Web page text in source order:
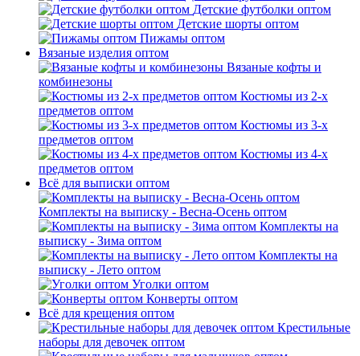
Детские футболки оптом
Детские шорты оптом
Пижамы оптом
Вязаные изделия оптом
Вязаные кофты и
комбинезоны
Костюмы из 2-х
предметов оптом
Костюмы из 3-х
предметов оптом
Костюмы из 4-х
предметов оптом
Всё для выписки оптом
Комплекты на выписку - Весна-Осень оптом
Комплекты на
выписку - Зима оптом
Комплекты на
выписку - Лето оптом
Уголки оптом
Конверты оптом
Всё для крещения оптом
Крестильные
наборы для девочек оптом